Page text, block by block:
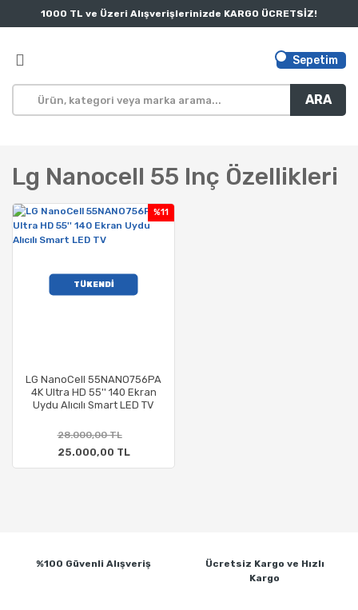
1000 TL ve Üzeri Alışverişlerinizde KARGO ÜCRETSİZ!
ARA
Sepetim
Lg Nanocell 55 Inç Özellikleri
TÜKENDİ
LG NanoCell 55NANO756PA
4K Ultra HD 55'' 140 Ekran
Uydu Alıcılı Smart LED TV
%11
28.000,00 TL
25.000,00 TL
%100 Güvenli Alışveriş Ücretsiz Kargo ve Hızlı
Kargo